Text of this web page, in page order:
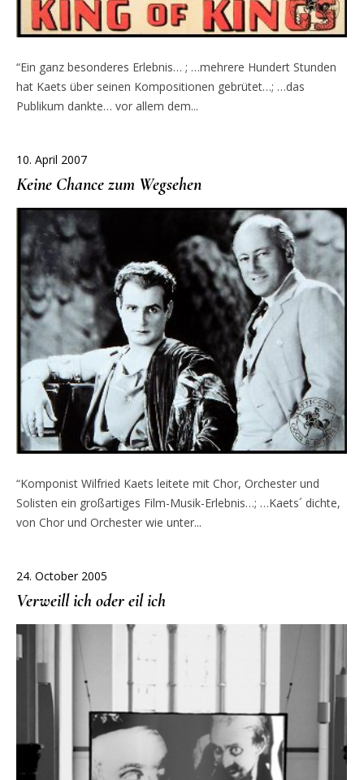
“Ein ganz besonderes Erlebnis… ; …mehrere Hundert Stunden
hat Kaets über seinen Kompositionen gebrütet…; …das
Publikum dankte… vor allem dem...
10. April 2007
Keine Chance zum Wegsehen
“Komponist Wilfried Kaets leitete mit Chor, Orchester und
Solisten ein großartiges Film-Musik-Erlebnis…; …Kaets´ dichte,
von Chor und Orchester wie unter...
24. October 2005
Verweill ich oder eil ich